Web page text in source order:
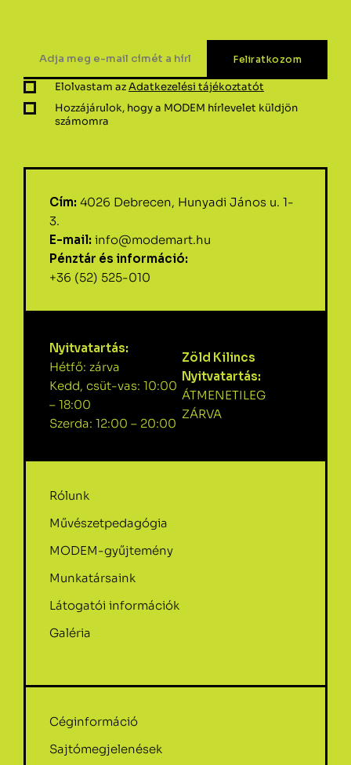
Elolvastam azAdatkezelési tájékoztatót
Hozzájárulok, hogy a MODEM hírlevelet küldjön
számomra
Cím: 4026 Debrecen, Hunyadi János u. 1-
3.
E-mail: info@modemart.hu
Pénztár és információ:
+36 (52) 525-010
Nyitvatartás:
Hétfő: zárva
Kedd, csüt-vas: 10:00
– 18:00
Szerda: 12:00 – 20:00
Zöld Kilincs
Nyitvatartás:
ÁTMENETILEG
ZÁRVA
Rólunk
Művészetpedagógia
MODEM-gyűjtemény
Munkatársaink
Látogatói információk
Galéria
Céginformáció
Sajtómegjelenések